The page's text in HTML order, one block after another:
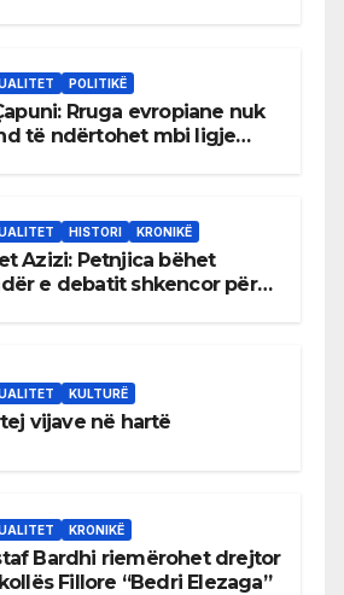
POLITIKË
Rruga evropiane nuk
të ndërtohet mbi ligje
HISTORI KRONIKË
Azizi: Petnjica bëhet
e debatit shkencor për
KULTURË
vijave në hartë
KRONIKË
Bardhi riemërohet drejtor
Fillore “Bedri Elezaga”